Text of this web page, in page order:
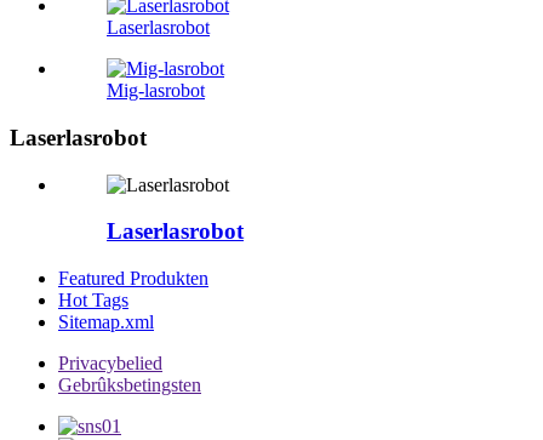
Laserlasrobot
Mig-lasrobot
Laserlasrobot
Laserlasrobot
Featured Produkten
Hot Tags
Sitemap.xml
Privacybelied
Gebrûksbetingsten